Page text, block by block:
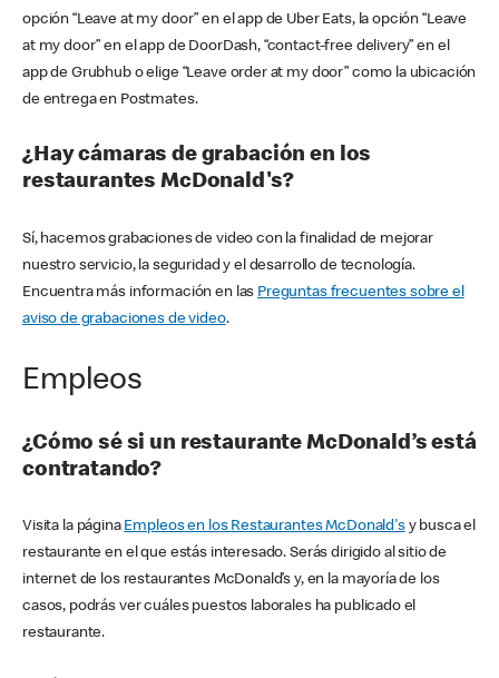
opción “Leave at my door” en el app de Uber Eats, la opción “Leave
at my door” en el app de DoorDash, “contact-free delivery” en el
app de Grubhub o elige “Leave order at my door” como la ubicación
de entrega en Postmates.
¿Hay cámaras de grabación en los
restaurantes McDonald's?
Sí, hacemos grabaciones de video con la finalidad de mejorar
nuestro servicio, la seguridad y el desarrollo de tecnología.
Encuentra más información en las Preguntas frecuentes sobre el
aviso de grabaciones de video.
Empleos
¿Cómo sé si un restaurante McDonald’s está
contratando?
Visita la página Empleos en los Restaurantes McDonald'sy busca el
restaurante en el que estás interesado. Serás dirigido al sitio de
internet de los restaurantes McDonald’s y, en la mayoría de los
casos, podrás ver cuáles puestos laborales ha publicado el
restaurante.